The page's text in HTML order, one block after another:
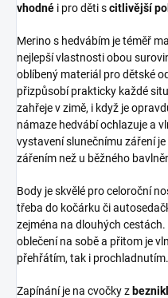
vhodné i pro děti scitlivější
Merino s hedvábím je téměř
nejlepší vlastnosti obou
oblíbený materiál pro dětské
přizpůsobí prakticky každé
zahřeje v zimě, i když je
námaze hedvábí ochlazuje a
vystavení slunečnímu záření
zářením než u běžného
Body je skvělé pro celoroční
třeba do kočárku či
zejména na dlouhých
oblečení na sobě a přitom je
přehřátím, tak i prochladnutím.
Zapínání je na cvočky z